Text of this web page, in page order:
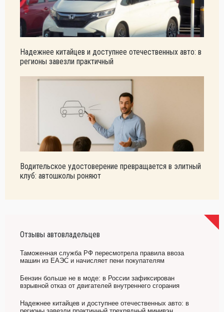
Надежнее китайцев и доступнее отечественных авто: в
регионы завезли практичный
Водительское удостоверение превращается в элитный
клуб: автошколы роняют
Отзывы автовладельцев
Таможенная служба РФ пересмотрела правила ввоза
машин из ЕАЭС и начисляет пени покупателям
Бензин больше не в моде: в России зафиксирован
взрывной отказ от двигателей внутреннего сгорания
Надежнее китайцев и доступнее отечественных авто: в
регионы завезли практичный трехрядный минивэн